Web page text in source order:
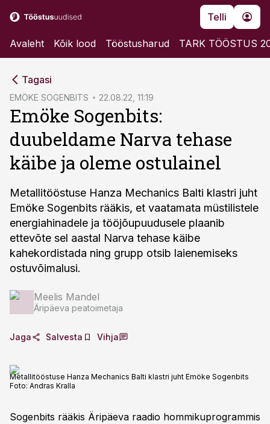
Telli
Avaleht Kõik lood Tööstusharud TARK TÖÖSTUS
Tagasi
EMÖKE SOGENBITS 22.08.22, 11:19
Emöke Sogenbits:
duubeldame Narva tehase
käibe ja oleme ostulainel
Metallitööstuse Hanza Mechanics Balti klastri juht
Emöke Sogenbits rääkis, et vaatamata müstilistele
energiahinadele ja tööjõupuudusele plaanib
ettevõte sel aastal Narva tehase käibe
kahekordistada ning grupp otsib laienemiseks
ostuvõimalusi.
Meelis Mandel
Äripäeva peatoimetaja
Jaga Salvesta Vihja
Metallitööstuse Hanza Mechanics Balti klastri juht Emöke Sogenbits
Foto: Andras Kralla
Sogenbits rääkis Äripäeva raadio hommikuprogrammis